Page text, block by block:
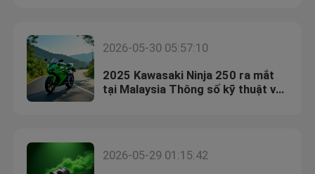
2026-05-30 05:57:10
2025 Kawasaki Ninja 250 ra mắt
tại Malaysia Thông số kỹ thuật và
2026-05-29 01:15:42